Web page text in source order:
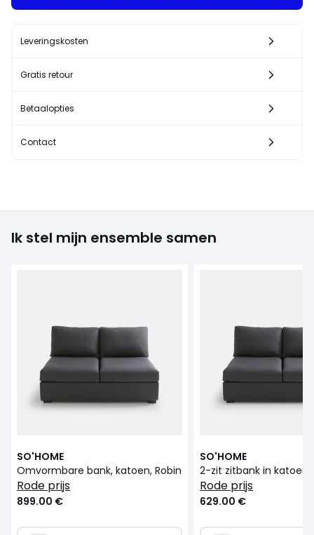
Leveringskosten
Gratis retour
Betaalopties
Contact
Ik stel mijn ensemble samen
SO'HOME
Omvormbare bank, katoen, Robin
rode prijs
899.00 €
SO'HOME
2-zit zitbank in katoen,
rode prijs
629.00 €